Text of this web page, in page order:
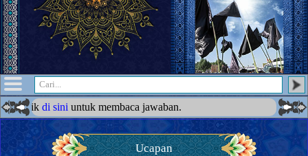
di siniuntuk membaca jawaban.
Ucapan